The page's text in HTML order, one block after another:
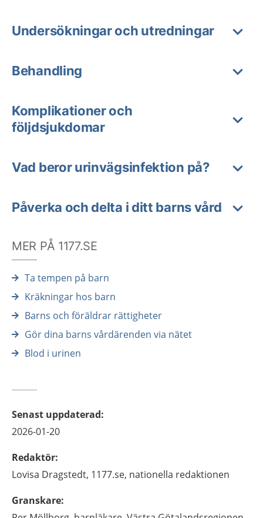
Undersökningar och utredningar
Behandling
Komplikationer och
följdsjukdomar
Vad beror urinvägsinfektion på?
Påverka och delta i ditt barns vård
MER PÅ 1177.SE
Ta tempen på barn
Kräkningar hos barn
Barns och föräldrar rättigheter
Gör dina barns vårdärenden via nätet
Blod i urinen
Senast uppdaterad:
2026-01-20
Redaktör:
Lovisa Dragstedt, 1177.se, nationella redaktionen
Granskare: